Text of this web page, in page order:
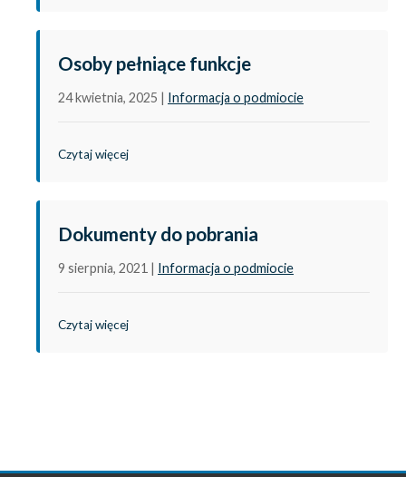
Osoby pełniące funkcje
24 kwietnia, 2025 | Informacja o podmiocie
Czytaj więcej
Dokumenty do pobrania
9 sierpnia, 2021 | Informacja o podmiocie
Czytaj więcej